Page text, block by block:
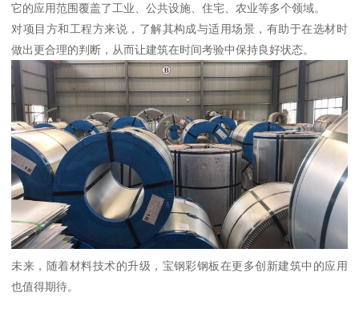
它的应用范围覆盖了工业、公共设施、住宅、农业等多个领域。
对项目方和工程方来说，了解其构成与适用场景，有助于在选材时
做出更合理的判断，从而让建筑在时间考验中保持良好状态。
未来，随着材料技术的升级，宝钢彩钢板在更多创新建筑中的应用
也值得期待。